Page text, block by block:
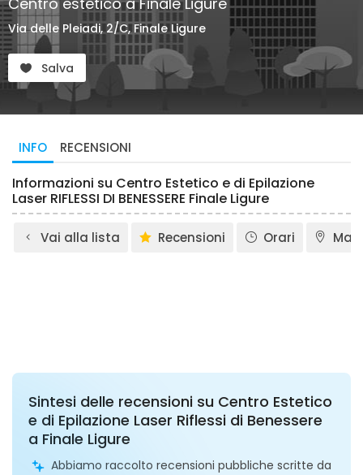
Via delle Pleiadi, 2/C, Finale Ligure
Salva
INFO RECENSIONI
Informazioni su Centro Estetico e di Epilazione
Laser RIFLESSI DI BENESSERE Finale Ligure
Vai alla lista Recensioni Orari
Sintesi delle recensioni su Centro Estetico
e di Epilazione Laser Riflessi di Benessere
a Finale Ligure
Abbiamo raccolto recensioni pubbliche scritte da